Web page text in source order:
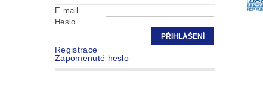
E-mail
Heslo
Registrace
Zapomenuté heslo